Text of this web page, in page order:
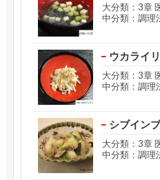
大分類：3章
中分類：調理
ウカライ
大分類：3章
中分類：調理
シブイン
大分類：3章
中分類：調理